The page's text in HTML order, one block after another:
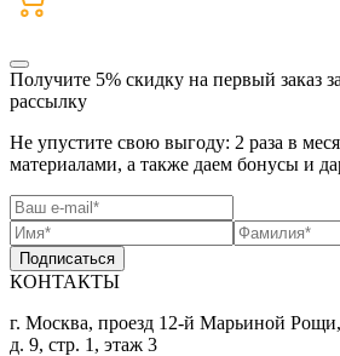
Получите 5% скидку на первый заказ
рассылку
Не упустите свою выгоду: 2 раза в
материалами, а также даем бонусы и
Подписаться
КОНТАКТЫ
г. Москва, проезд 12-й Марьиной Рощи,
д. 9, стр. 1, этаж 3